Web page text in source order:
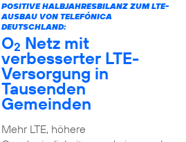
POSITIVE HALBJAHRESBILANZ ZUM LTE-
AUSBAU VON TELEFÓNICA
DEUTSCHLAND:
O2 Netz mit
verbesserter LTE-
Versorgung in
Tausenden
Gemeinden
Mehr LTE, höhere